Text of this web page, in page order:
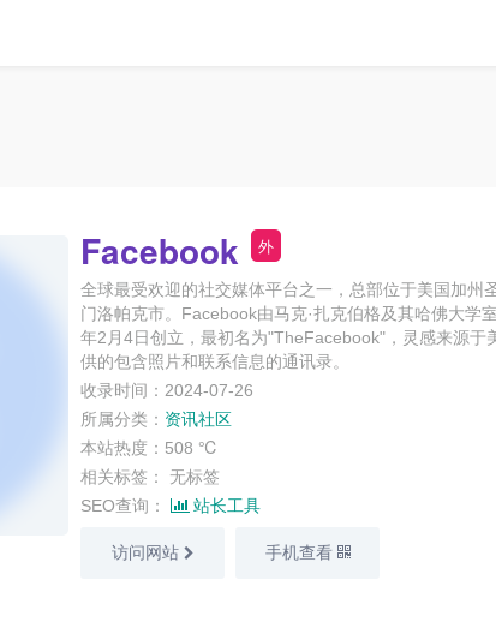
Facebook 外
全球最受欢迎的社交媒体平台之一，总部位于美国加州
门洛帕克市。Facebook由马克·扎克伯格及其哈佛大学
年2月4日创立，最初名为"TheFacebook"，灵感来源于
供的包含照片和联系信息的通讯录。
收录时间：2024-07-26
所属分类： 资讯社区
本站热度：508 ℃
相关标签： 无标签
SEO查询：
站长工具
访问网站 手机查看